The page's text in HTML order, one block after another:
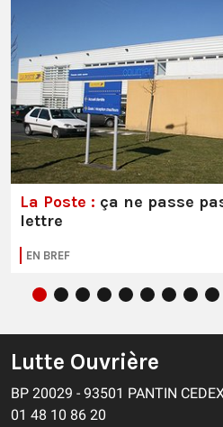
La Poste : ça ne passe
lettre
EN BREF
Lutte Ouvrière
BP 20029 - 93501 PANTIN
01 48 10 86 20